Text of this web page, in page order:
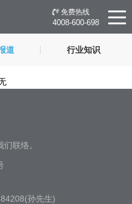
免费热线
4008-600-698
道 行业知识
联络。
孙先生)